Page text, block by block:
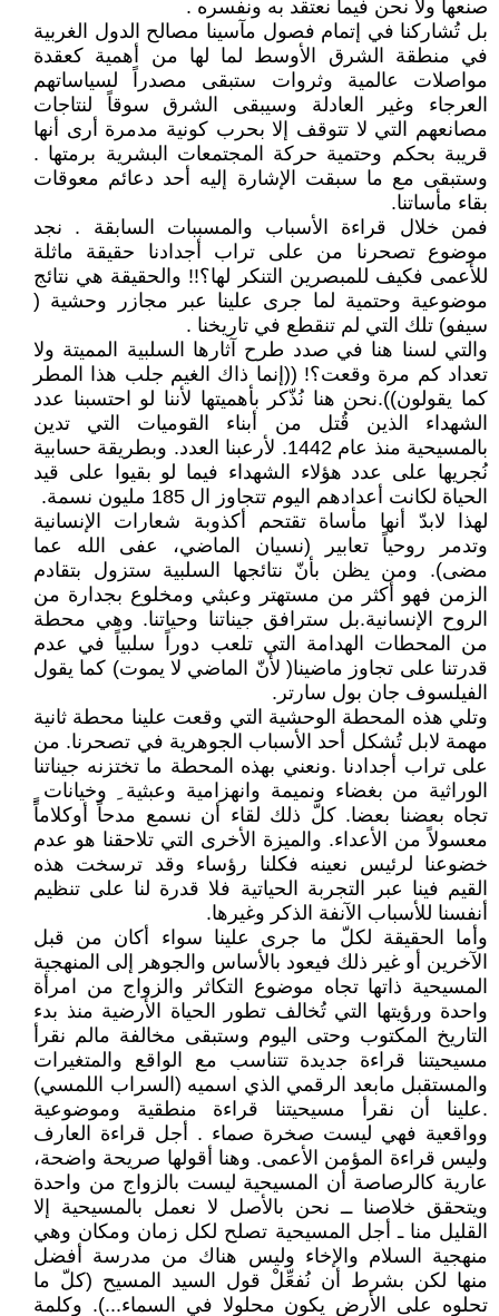
صنعها ولا نحن فيما نعتقد به ونفسره .
بل تُشاركنا في إتمام فصول مآسينا مصالح الدول الغربية
في منطقة الشرق الأوسط لما لها من أهمية كعقدة
مواصلات عالمية وثروات ستبقى مصدراً لسياساتهم
العرجاء وغير العادلة وسيبقى الشرق سوقاً لنتاجات
مصانعهم التي لا تتوقف إلا بحرب كونية مدمرة أرى أنها
قريبة بحكم وحتمية حركة المجتمعات البشرية برمتها .
وستبقى مع ما سبقت الإشارة إليه أحد دعائم معوقات
بقاء مأساتنا.
فمن خلال قراءة الأسباب والمسببات السابقة . نجد
موضوع تصحرنا من على تراب أجدادنا حقيقة ماثلة
للأعمى فكيف للمبصرين التنكر لها؟!! والحقيقة هي نتائج
موضوعية وحتمية لما جرى علينا عبر مجازر وحشية (
سيفو) تلك التي لم تنقطع في تاريخنا .
والتي لسنا هنا في صدد طرح آثارها السلبية المميتة ولا
تعداد كم مرة وقعت؟! ((إنما ذاك الغيم جلب هذا المطر
كما يقولون)).نحن هنا نُذّكر بأهميتها لأننا لو احتسبنا عدد
الشهداء الذين قُتل من أبناء القوميات التي تدين
بالمسيحية منذ عام 1442. لأرعبنا العدد. وبطريقة حسابية
نُجريها على عدد هؤلاء الشهداء فيما لو بقيوا على قيد
الحياة لكانت أعدادهم اليوم تتجاوز ال 185 مليون نسمة.
لهذا لابدّ أنها مأساة تقتحم أكذوبة شعارات الإنسانية
وتدمر روحياً تعابير (نسيان الماضي، عفى الله عما
مضى). ومن يظن بأنّ نتائجها السلبية ستزول بتقادم
الزمن فهو أكثر من مستهتر وعبثي ومخلوع بجدارة من
الروح الإنسانية.بل سترافق جيناتنا وحياتنا. وهي محطة
من المحطات الهدامة التي تلعب دوراً سلبياً في عدم
قدرتنا على تجاوز ماضينا( لأنّ الماضي لا يموت) كما يقول
الفيلسوف جان بول سارتر.
وتلي هذه المحطة الوحشية التي وقعت علينا محطة ثانية
مهمة لابل تُشكل أحد الأسباب الجوهرية في تصحرنا. من
على تراب أجدادنا .ونعني بهذه المحطة ما تختزنه جيناتنا
الوراثية من بغضاء ونميمة وانهزامية وعبثية ِ وخيانات ٍ
تجاه بعضنا بعضا. كلّ ذلك لقاء أن نسمع مدحاً أوكلاماً
معسولاً من الأعداء. والميزة الأخرى التي تلاحقنا هو عدم
خضوعنا لرئيس نعينه فكلنا رؤساء وقد ترسخت هذه
القيم فينا عبر التجربة الحياتية فلا قدرة لنا على تنظيم
أنفسنا للأسباب الآنفة الذكر وغيرها.
وأما الحقيقة لكلّ ما جرى علينا سواء أكان من قبل
الآخرين أو غير ذلك فيعود بالأساس والجوهر إلى المنهجية
المسيحية ذاتها تجاه موضوع التكاثر والزواج من امرأة
واحدة ورؤيتها التي تُخالف تطور الحياة الأرضية منذ بدء
التاريخ المكتوب وحتى اليوم وستبقى مخالفة مالم نقرأ
مسيحيتنا قراءة جديدة تتناسب مع الواقع والمتغيرات
والمستقبل مابعد الرقمي الذي اسميه (السراب اللمسي)
.علينا أن نقرأ مسيحيتنا قراءة منطقية وموضوعية
وواقعية فهي ليست صخرة صماء . أجل قراءة العارف
وليس قراءة المؤمن الأعمى. وهنا أقولها صريحة واضحة،
عارية كالرصاصة أن المسيحية ليست بالزواج من واحدة
ويتحقق خلاصنا ــ نحن بالأصل لا نعمل بالمسيحية إلا
القليل منا ـ أجل المسيحية تصلح لكل زمان ومكان وهي
منهجية السلام والإخاء وليس هناك من مدرسة أفضل
منها لكن بشرط أن نُفعِّلْ قول السيد المسيح (كلّ ما
تحلوه على الأرض يكون محلولا في السماء...). وكلمة